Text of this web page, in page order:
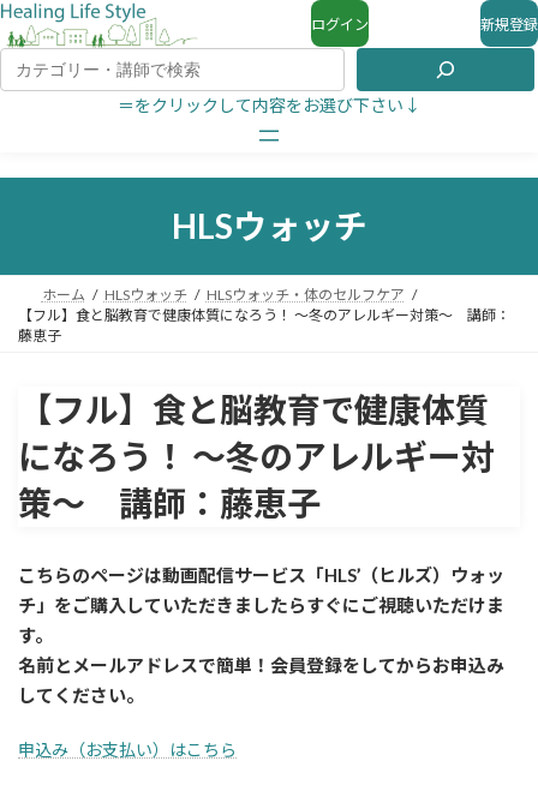
ログイン 新規登録
＝をクリックして内容をお選び下さい↓
HLSウォッチ
ホーム HLSウォッチ
HLSウォッチ・体のセルフケア
【フル】食と脳教育で健康体質になろう！ ～冬のアレルギー対策～ 講師：
藤恵子
【フル】食と脳教育で健康体質
になろう！ ～冬のアレルギー対
策～ 講師：藤恵子
こちらのページは動画配信サービス「HLS’（ヒルズ）ウォッ
チ」をご購入していただきましたらすぐに ご視聴いただけま
す。
名前とメールアドレスで簡単！会員登録をしてからお申込み
してください。
申込み（お支払い）はこちら